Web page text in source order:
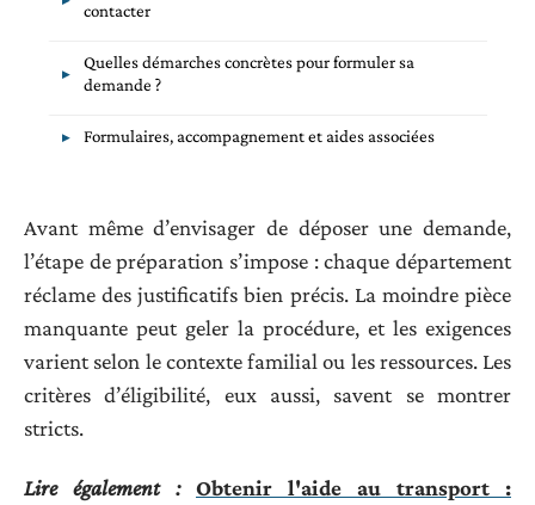
contacter
Quelles démarches concrètes pour formuler sa
demande ?
Formulaires, accompagnement et aides associées
Avant même d’envisager de déposer une demande,
l’étape de préparation s’impose : chaque département
réclame des justificatifs bien précis. La moindre pièce
manquante peut geler la procédure, et les exigences
varient selon le contexte familial ou les ressources. Les
critères d’éligibilité, eux aussi, savent se montrer
stricts.
Lire également :
Obtenir l'aide au transport :